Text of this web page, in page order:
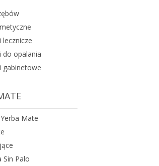
lecznicze
do opalania
gabinetowe
Mate
Sin Palo